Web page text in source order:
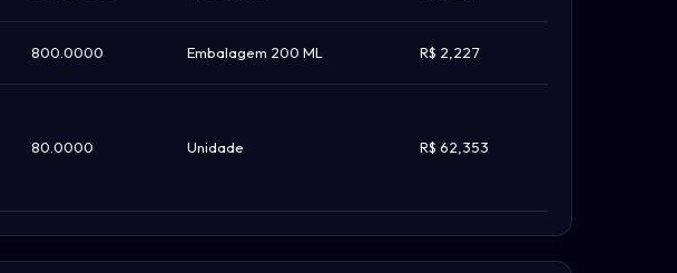
800.0000 Embalagem 200 ML R$ 2,227
80.0000 Unidade R$ 62,353